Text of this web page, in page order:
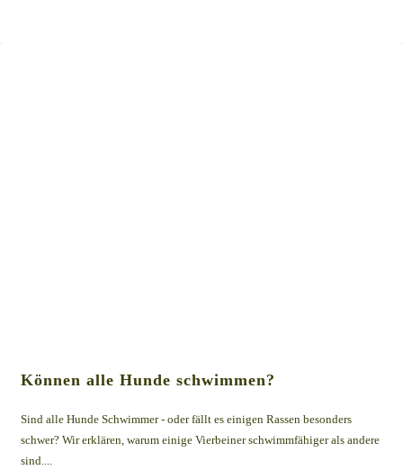
Können alle Hunde schwimmen?
Sind alle Hunde Schwimmer - oder fällt es einigen Rassen besonders
schwer? Wir erklären, warum einige Vierbeiner schwimmfähiger als andere
sind....